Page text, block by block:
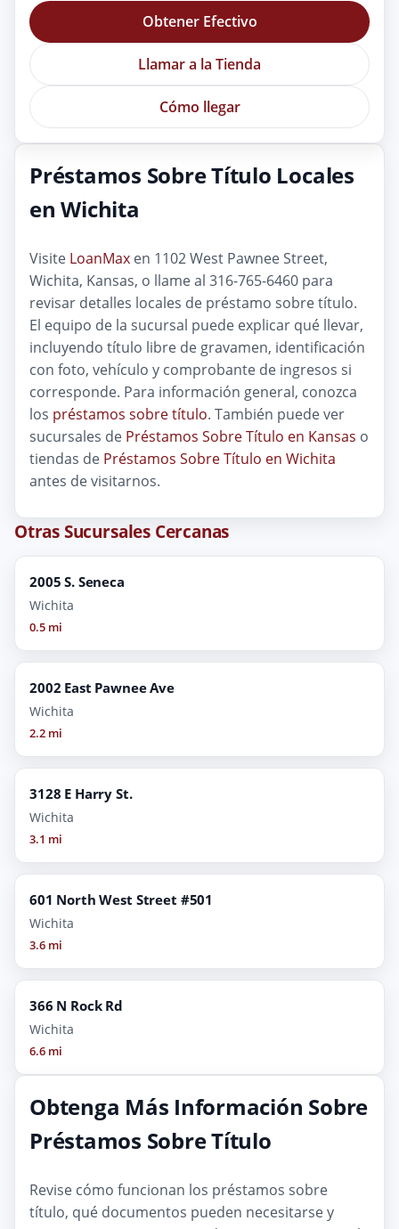
Obtener Efectivo
Llamar a la Tienda
Cómo llegar
Préstamos Sobre Título Locales
en Wichita
Visite LoanMax en 1102 West Pawnee Street,
Wichita, Kansas, o llame al 316-765-6460 para
revisar detalles locales de préstamo sobre título.
El equipo de la sucursal puede explicar qué llevar,
incluyendo título libre de gravamen, identificación
con foto, vehículo y comprobante de ingresos si
corresponde. Para información general, conozca
los préstamos sobre título. También puede ver
sucursales de Préstamos Sobre Título en Kansas o
tiendas de Préstamos Sobre Título en Wichita
antes de visitarnos.
Otras Sucursales Cercanas
2005 S. Seneca
Wichita
0.5 mi
2002 East Pawnee Ave
Wichita
2.2 mi
3128 E Harry St.
Wichita
3.1 mi
601 North West Street #501
Wichita
3.6 mi
366 N Rock Rd
Wichita
6.6 mi
Obtenga Más Información Sobre
Préstamos Sobre Título
Revise cómo funcionan los préstamos sobre
título, qué documentos pueden necesitarse y